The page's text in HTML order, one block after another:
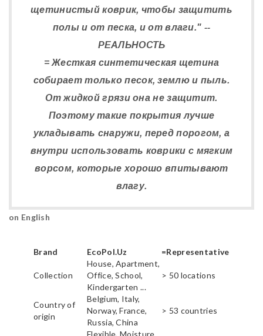
щетинистый коврик, чтобы защитить
полы и от песка, и от влаги." --
РЕАЛЬНОСТЬ
= Жесткая синтетическая щетина
собирает только песок, землю и пыль.
От жидкой грязи она не защитит.
Поэтому такие покрытия лучше
укладывать снаружи, перед порогом, а
внутри использовать коврики с мягким
ворсом, которые хорошо впитывают
влагу.
on English
Brand EcoPol.Uz =Representative
Collection
House, Apartment,
Office, School,
Kindergarten ...
> 50 locations
Country of
origin
Belgium, Italy,
Norway, France,
Russia, China
> 53 countries